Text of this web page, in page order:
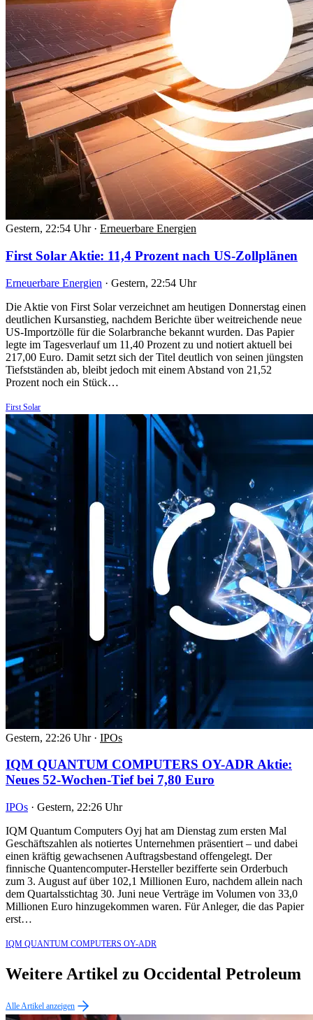
Gestern, 22:54 Uhr · Erneuerbare Energien
First Solar Aktie: 11,4 Prozent nach US-Zollplänen
Erneuerbare Energien · Gestern, 22:54 Uhr
Die Aktie von First Solar verzeichnet am heutigen Donnerstag einen
deutlichen Kursanstieg, nachdem Berichte über weitreichende neue
US-Importzölle für die Solarbranche bekannt wurden. Das Papier
legte im Tagesverlauf um 11,40 Prozent zu und notiert aktuell bei
217,00 Euro. Damit setzt sich der Titel deutlich von seinen jüngsten
Tiefstständen ab, bleibt jedoch mit einem Abstand von 21,52
Prozent noch ein Stück…
First Solar
Gestern, 22:26 Uhr · IPOs
IQM QUANTUM COMPUTERS OY-ADR Aktie:
Neues 52-Wochen-Tief bei 7,80 Euro
IPOs · Gestern, 22:26 Uhr
IQM Quantum Computers Oyj hat am Dienstag zum ersten Mal
Geschäftszahlen als notiertes Unternehmen präsentiert – und dabei
einen kräftig gewachsenen Auftragsbestand offengelegt. Der
finnische Quantencomputer-Hersteller bezifferte sein Orderbuch
zum 3. August auf über 102,1 Millionen Euro, nachdem allein nach
dem Quartalsstichtag 30. Juni neue Verträge im Volumen von 33,0
Millionen Euro hinzugekommen waren. Für Anleger, die das Papier
erst…
IQM QUANTUM COMPUTERS OY-ADR
Weitere Artikel zu Occidental Petroleum
Alle Artikel anzeigen